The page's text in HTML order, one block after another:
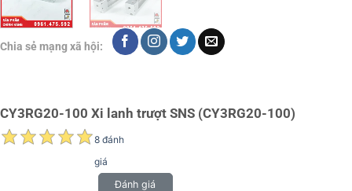
Chia sẻ mạng xã hội:
CY3RG20-100 Xi lanh trượt SNS (CY3RG20-100)
8 đánh
giá
Đánh giá